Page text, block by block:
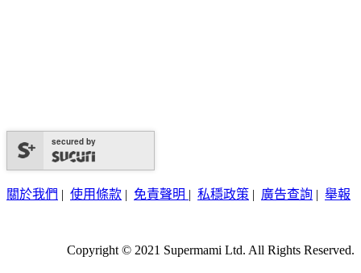
secured by
關於我們 | 使用條款 | 免責聲明 | 私穩政策 | 廣告查詢 | 舉報
Copyright © 2021 Supermami Ltd. All Rights Reserved.